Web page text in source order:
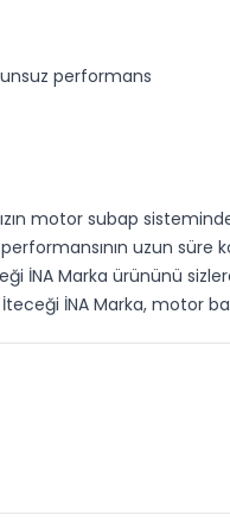
performans
motor subap
uzun süre
İNA Marka ürününü
İteceği İNA Marka,